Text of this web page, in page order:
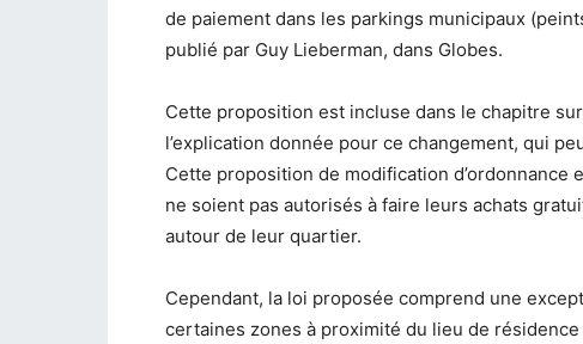
de paiement dans les parkings municipaux
publié par Guy Lieberman, dans Globes.
Cette proposition est incluse dans le chapitre
l’explication donnée pour ce changement, qui
Cette proposition de modification
ne soient pas autorisés à faire leurs achats
autour de leur quartier.
Cependant, la loi proposée comprend une
certaines zones à proximité du lieu de